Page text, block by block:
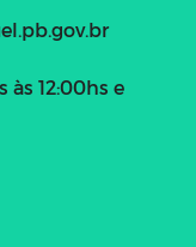
às 12:00hs e